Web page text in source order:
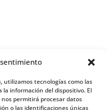
utilizamos tecnologías como las
la información del dispositivo. El
permitirá procesar datos
o las identificaciones únicas